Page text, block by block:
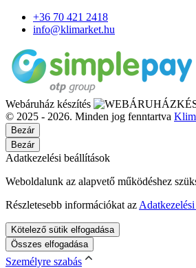
+36 70 421 2418
info@klimarket.hu
Webáruház készítés
© 2025 - 2026. Minden jog fenntartva
Bezár
Bezár
Adatkezelési beállítások
Weboldalunk az alapvető működéshez
Részletesebb információkat az
Kötelező sütik elfogadása
Összes elfogadása
Személyre szabás